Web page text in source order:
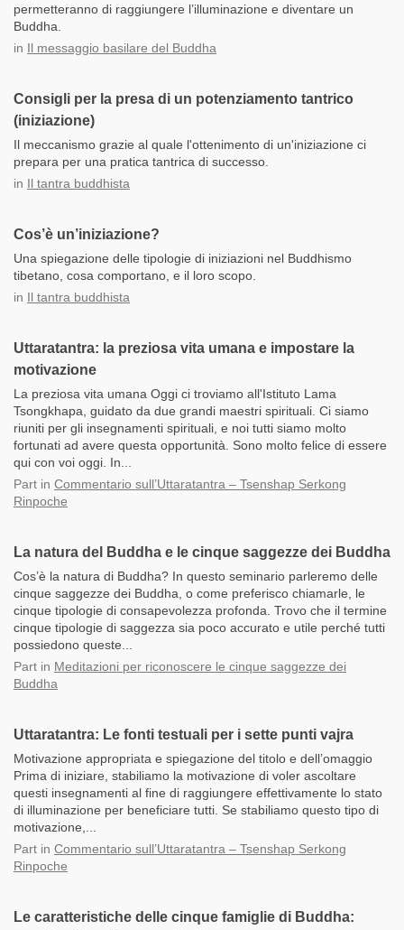
permetteranno di raggiungere l’illuminazione e diventare un
Buddha.
in Il messaggio basilare del Buddha
Consigli per la presa di un potenziamento tantrico
(iniziazione)
Il meccanismo grazie al quale l'ottenimento di un'iniziazione ci
prepara per una pratica tantrica di successo.
in Il tantra buddhista
Cos’è un’iniziazione?
Una spiegazione delle tipologie di iniziazioni nel Buddhismo
tibetano, cosa comportano, e il loro scopo.
in Il tantra buddhista
Uttaratantra: la preziosa vita umana e impostare la
motivazione
La preziosa vita umana Oggi ci troviamo all'Istituto Lama
Tsongkhapa, guidato da due grandi maestri spirituali. Ci siamo
riuniti per gli insegnamenti spirituali, e noi tutti siamo molto
fortunati ad avere questa opportunità. Sono molto felice di essere
qui con voi oggi. In...
Part in Commentario sull’Uttaratantra – Tsenshap Serkong
Rinpoche
La natura del Buddha e le cinque saggezze dei Buddha
Cos’è la natura di Buddha? In questo seminario parleremo delle
cinque saggezze dei Buddha, o come preferisco chiamarle, le
cinque tipologie di consapevolezza profonda. Trovo che il termine
cinque tipologie di saggezza sia poco accurato e utile perché tutti
possiedono queste...
Part in Meditazioni per riconoscere le cinque saggezze dei
Buddha
Uttaratantra: Le fonti testuali per i sette punti vajra
Motivazione appropriata e spiegazione del titolo e dell’omaggio
Prima di iniziare, stabiliamo la motivazione di voler ascoltare
questi insegnamenti al fine di raggiungere effettivamente lo stato
di illuminazione per beneficiare tutti. Se stabiliamo questo tipo di
motivazione,...
Part in Commentario sull’Uttaratantra – Tsenshap Serkong
Rinpoche
Le caratteristiche delle cinque famiglie di Buddha: